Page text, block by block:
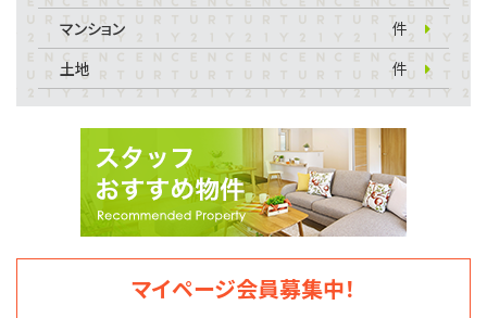
マンション
件
土地
件
マイページ会員募集中！